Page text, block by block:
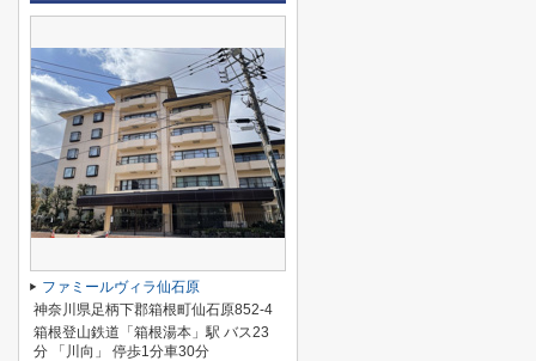
ファミールヴィラ仙石原
神奈川県足柄下郡箱根町仙石原852-4
箱根登山鉄道「箱根湯本」駅 バス23
分 「川向」 停歩1分車30分